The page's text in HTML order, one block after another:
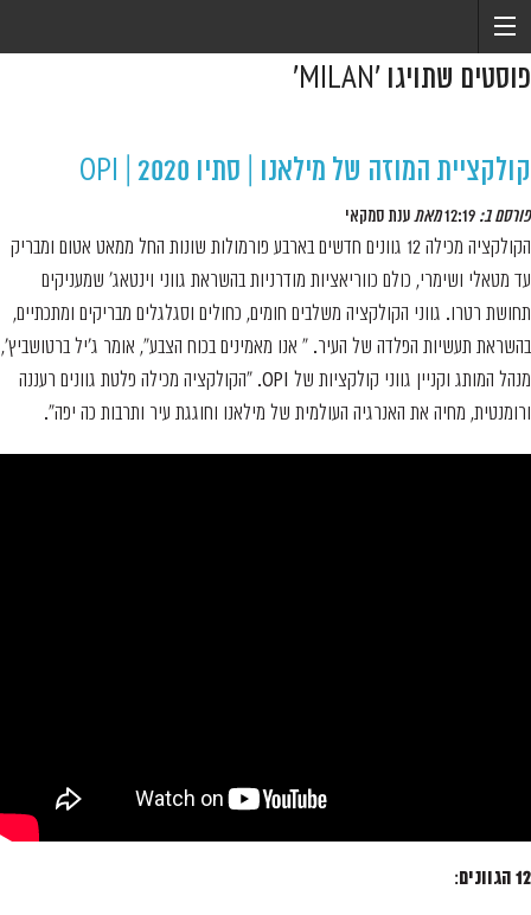
פוסטים שתויגו ‘MILAN’
קולקציית המוזה של מילאנו | סתיו 2020 | OPI
פורסם ב: מאתענת סמקאי
הקולקציה מכילה 12 גוונים חדשים בארבע פורמולות שונות החל ממאט אטום ומבריק
עד מטאלי ושימרי, כולם כווריאציות מודרניות בהשראת גווני וינטאג' שמעניקים
תחושת רטרו. גווני הקולקציה משלבים חומים, כחולים וסגלגלים מבריקים ומתכתיים,
בהשראת תעשיות הפלדה של העיר. " אנו מאמינים בכוח הצבע", אומר ג'יל ברטושביץ',
מנהל המותג וקניין גווני קולקציות של OPI. "הקולקציה מכילה פלטת גוונים רעננה
ורומנטית, מחיה את האנרגיה העולמית של מילאנו וחוגגת עיר ותרבות כה יפה".
12 הגוונים :